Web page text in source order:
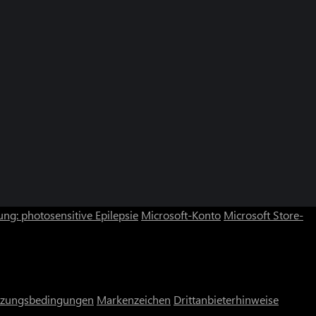
photosensitive Epilepsie Microsoft-Konto Microsoft Store-
Markenzeichen Drittanbieterhinweise